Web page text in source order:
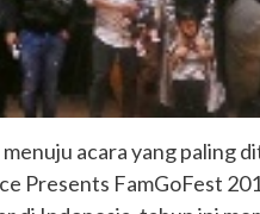
acara yang paling
Presents FamGoFest